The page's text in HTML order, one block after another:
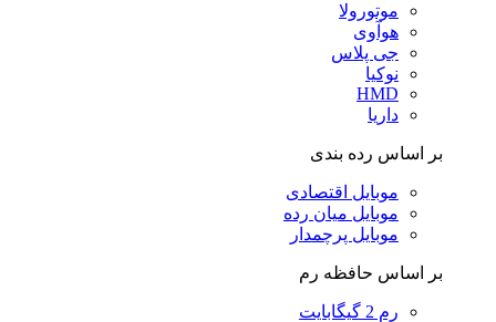
موتورولا
هوآوی
جی پلاس
نوکیا
HMD
داریا
بر اساس رده بندی
موبایل اقتصادی
موبایل میان رده
موبایل پرچمدار
بر اساس حافظه رم
رم 2 گیگابایت